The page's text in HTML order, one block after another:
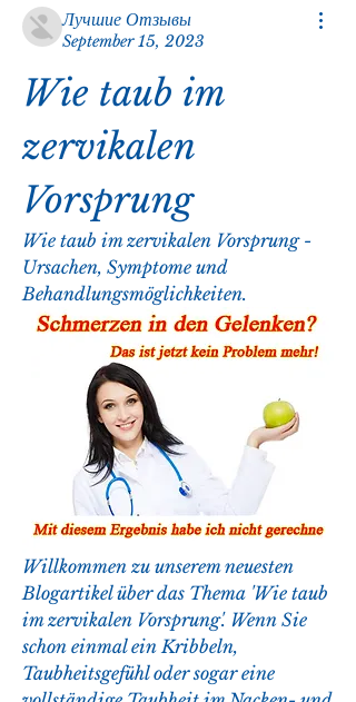
Лучшие Отзывы
September 15, 2023
Wie taub im
zervikalen
Vorsprung
Wie taub im zervikalen Vorsprung -
Ursachen, Symptome und
Behandlungsmöglichkeiten.
Willkommen zu unserem neuesten
Blogartikel über das Thema 'Wie taub
im zervikalen Vorsprung'. Wenn Sie
schon einmal ein Kribbeln,
Taubheitsgefühl oder sogar eine